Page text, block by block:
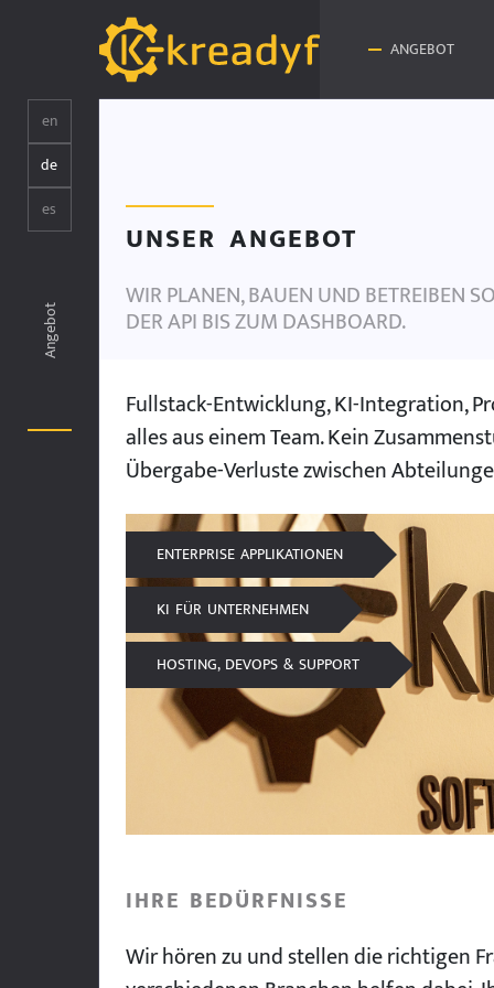
ANGEBOT
en
de
es
Angebot
UNSER ANGEBOT
WIR PLANEN, BAUEN UND BETREIBEN
DER API BIS ZUM DASHBOARD.
Fullstack-Entwicklung, KI-Integration,
alles aus einem Team. Kein
Übergabe-Verluste zwischen
ENTERPRISE APPLIKATIONEN
KI FÜR UNTERNEHMEN
HOSTING, DEVOPS & SUPPORT
IHRE BEDÜRFNISSE
Wir hören zu und stellen die richtigen